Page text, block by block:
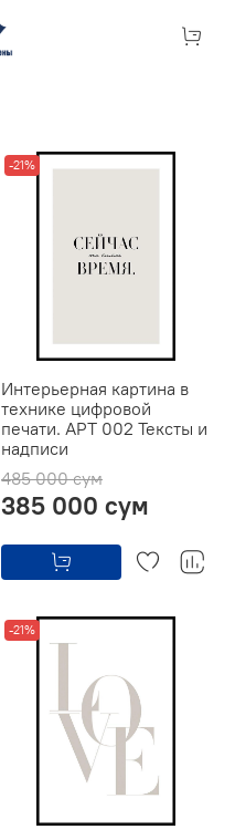
-21%
Интерьерная картина в
технике цифровой
печати. АРТ 002 Тексты и
надписи
485 000 сум
385 000 сум
-21%